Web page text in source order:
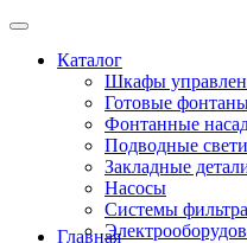
Каталог
Шкафы
Готовые
Фонтанные
Подводные
Закладные
Насосы
Системы
Главная